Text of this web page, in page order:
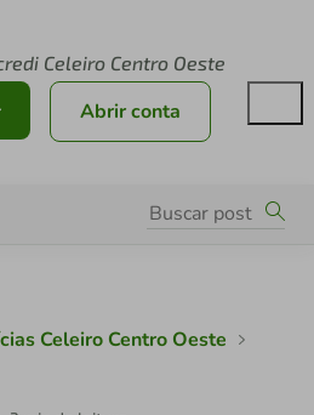
Celeiro Centro Oeste
Abrir conta
Celeiro Centro Oeste